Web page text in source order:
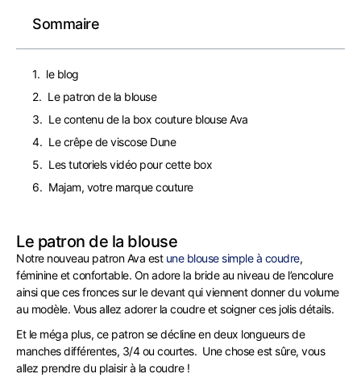
Sommaire
le blog
Le patron de la blouse
Le contenu de la box couture blouse Ava
Le crêpe de viscose Dune
Les tutoriels vidéo pour cette box
Majam, votre marque couture
Le patron de la blouse
Notre nouveau patron Ava est une blouse simple à coudre,
féminine et confortable. On adore la bride au niveau de l’encolure
ainsi que ces fronces sur le devant qui viennent donner du volume
au modèle. Vous allez adorer la coudre et soigner ces jolis détails.
Et le méga plus, ce patron se décline en deux longueurs de
manches différentes, 3/4 ou courtes. Une chose est sûre, vous
allez prendre du plaisir à la coudre !